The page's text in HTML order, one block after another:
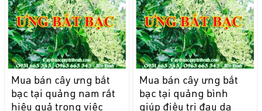
Mua bán cây ưng bất
bạc tại quảng nam rất
hiệu quả trong việc
Mua bán cây ưng bất
bạc tại quảng bình
giúp điều trị đau dạ